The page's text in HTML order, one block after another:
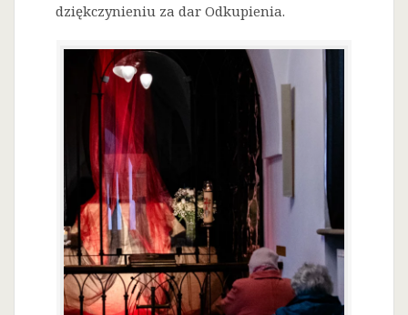
dziękczynieniu za dar Odkupienia.